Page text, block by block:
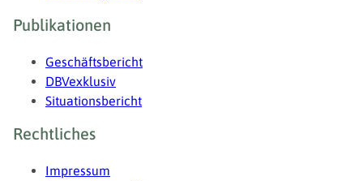
Publikationen
Geschäftsbericht
DBVexklusiv
Situationsbericht
Rechtliches
Impressum